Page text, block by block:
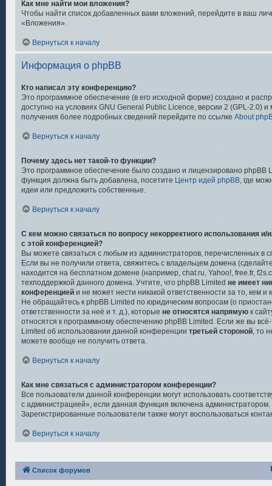
Как мне найти мои вложения?
Чтобы найти список добавленных вами вложений, перейдите в ваш
«Вложения».
Вернуться к началу
Информация о phpBB
Кто написал эту конференцию?
Это программное обеспечение (в его исходной форме) создано и
доступно на условиях GNU General Public Licence, версии 2 (GPL-2.0)
получения более подробных сведений перейдите по ссылке About
Вернуться к началу
Почему здесь нет такой-то функции?
Это программное обеспечение было создано и лицензировано phpBB
функция должна быть добавлена, посетите Центр идей phpBB, где
идеи или предложить собственные.
Вернуться к началу
С кем можно связаться по вопросу некорректного использования
с этой конференцией?
Вы можете связаться с любым из администраторов, перечисленных в
Если вы не получили ответа, свяжитесь с владельцем домена
находится на бесплатном домене (например, chat.ru, Yahoo!, free.fr,
техподдержкой данного домена. Учтите, что phpBB Limited не имеет
конференцией и не может нести никакой ответственности за то, кем
Не обращайтесь к phpBB Limited по юридическим вопросам (о
ответственности за неё и т. д.), которые не относятся напрямую к
относятся к программному обеспечению phpBB Limited. Если же вы
Limited об использовании данной конференции третьей стороной, то
можете вообще не получить ответа.
Вернуться к началу
Как мне связаться с администратором конференции?
Все пользователи данной конференции могут использовать
с администрацией», если данная функция включена администратором.
Зарегистрированные пользователи также могут воспользоваться
Вернуться к началу
Список форумов